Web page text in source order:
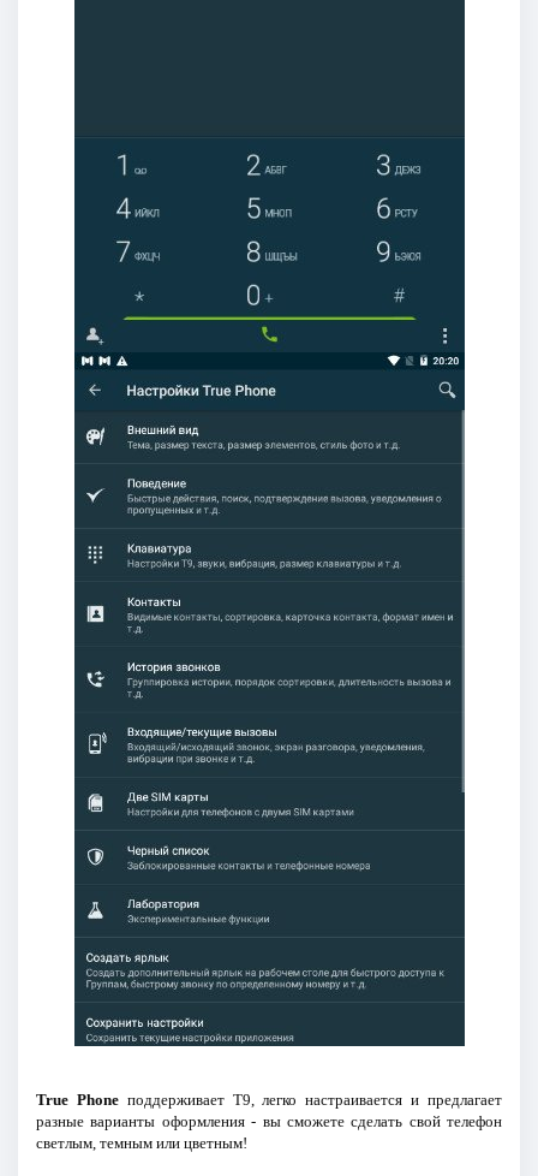
True Phoneподдерживает T9, легко настраивается и предлагает
разные варианты оформления - вы сможете сделать свой телефон
светлым, темным или цветным!